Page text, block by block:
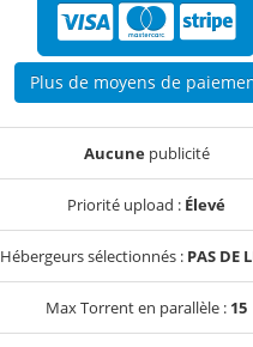
Plus de moyens de
Aucunepublicité
Priorité upload : Élevé
Hébergeurs sélectionnés : PAS DE
Max Torrent en parallèle : 15